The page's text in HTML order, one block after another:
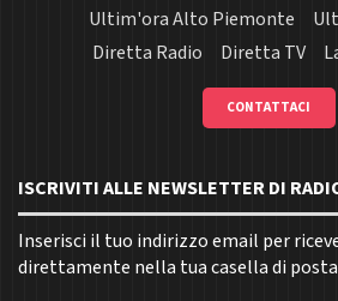
Ultim'ora Alto Piemonte
Diretta Radio
Diretta TV
CONTATTACI
ISCRIVITI ALLE NEWSLETTER DI
Inserisci il tuo indirizzo email per
direttamente nella tua casella di